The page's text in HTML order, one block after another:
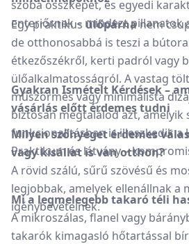
szoba összképét, és egyedi
enteriőrnek – mindezt pillanatok
Egy praktikus ülőpárnanem
de otthonosabbá is teszi a
étkezőszékről, kerti padról vagy
ülőalkalmatosságról. A vastag
műszőrmés vagy minimalista
biztosan megtalálod azt, amelyik
funkcionalitásban is illeszkedik a
Praktikum és látvány –
Gyakran Ismételt Kérdések –
vásárlás előtt érdemes tudni
Milyen szőnyeget érdemes
vagy kisállat is van otthon?
A rövid szálú, sűrű szövésű és
legjobbak, amelyek ellenállnak a
igénybevételnek.
Mi a legmelegebb takaró téli
A mikroszálas, flanel vagy
takarók kimagasló hőtartással